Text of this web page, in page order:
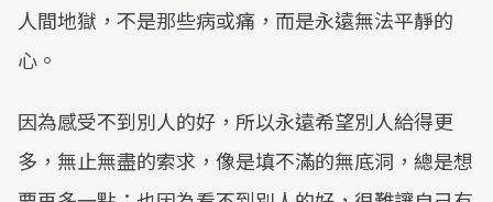
人間地獄，不是那些病或痛，而是永遠無法平靜的
心。
因為感受不到別人的好，所以永遠希望別人給得更
多，無止無盡的索求，像是填不滿的無底洞，總是想